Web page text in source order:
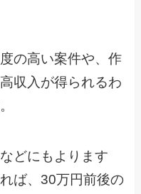
の高い案件や、作
収入が得られるわ
どにもよります
ば、30万円前後の